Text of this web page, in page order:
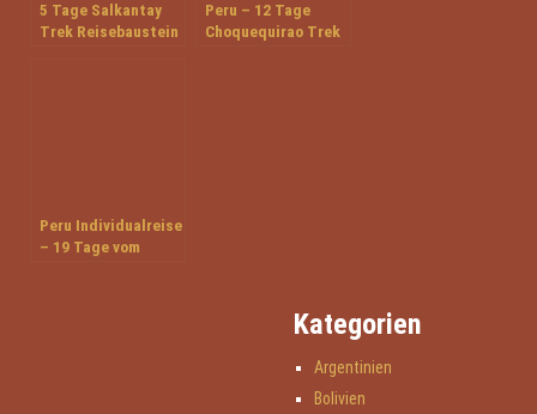
5 Tage Salkantay
Trek Reisebaustein
Peru – 12 Tage
Choquequirao Trek
Peru Individualreise
– 19 Tage vom
Kategorien
Argentinien
Bolivien